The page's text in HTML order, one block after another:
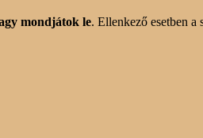
mondjátok le. Ellenkező esetben a